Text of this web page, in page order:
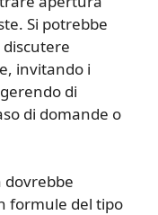
Si potrebbe
invitando i
di
di domande o
formule del tipo